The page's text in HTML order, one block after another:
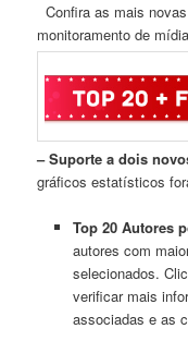
Confira as mais
monitoramento de
– Suporte a dois
gráficos estatísticos
Top 20 Autores
autores com
selecionados.
verificar mais
associadas e as